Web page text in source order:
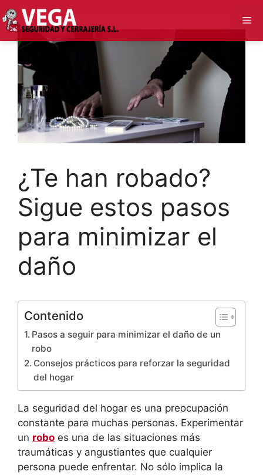
Saltar
al
contenido
¿Te han robado?
Sigue estos pasos
para minimizar el
daño
Contenido
Pasos a seguir para minimizar el daño de un
robo
Consejos prácticos para reforzar la seguridad
del hogar
La seguridad del hogar es una preocupación
constante para muchas personas. Experimentar
un robo es una de las situaciones más
traumáticas y angustiantes que cualquier
persona puede enfrentar. No sólo implica la